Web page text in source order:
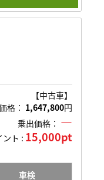
【中古車】
格： 1,647,800円
乗出価格： ―
ント : 15,000pt
車検